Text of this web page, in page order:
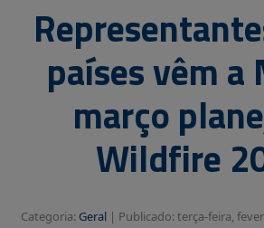
países vêm a
março
Wildfire
Categoria: Geral| Publicado: terça-feira,